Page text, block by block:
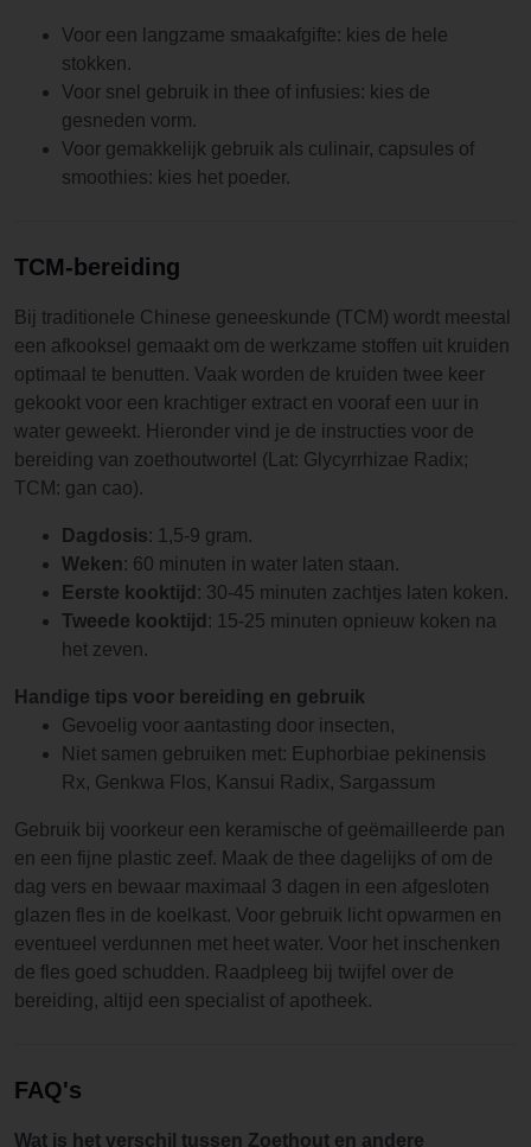
Voor een langzame smaakafgifte: kies de hele
stokken.
Voor snel gebruik in thee of infusies: kies de
gesneden vorm.
Voor gemakkelijk gebruik als culinair, capsules of
smoothies: kies het poeder.
TCM-bereiding
Bij traditionele Chinese geneeskunde (TCM) wordt meestal
een afkooksel gemaakt om de werkzame stoffen uit kruiden
optimaal te benutten. Vaak worden de kruiden twee keer
gekookt voor een krachtiger extract en vooraf een uur in
water geweekt. Hieronder vind je de instructies voor de
bereiding van zoethoutwortel (Lat: Glycyrrhizae Radix;
TCM: gan cao).
Dagdosis: 1,5-9 gram.
Weken: 60 minuten in water laten staan.
Eerste kooktijd : 30-45 minuten zachtjes laten koken.
Tweede kooktijd : 15-25 minuten opnieuw koken na
het zeven.
Handige tips voor bereiding en gebruik
Gevoelig voor aantasting door insecten,
Niet samen gebruiken met: Euphorbiae pekinensis
Rx, Genkwa Flos, Kansui Radix, Sargassum
Gebruik bij voorkeur een keramische of geëmailleerde pan
en een fijne plastic zeef. Maak de thee dagelijks of om de
dag vers en bewaar maximaal 3 dagen in een afgesloten
glazen fles in de koelkast. Voor gebruik licht opwarmen en
eventueel verdunnen met heet water. Voor het inschenken
de fles goed schudden. Raadpleeg bij twijfel over de
bereiding, altijd een specialist of apotheek.
FAQ's
Wat is het verschil tussen Zoethout en andere